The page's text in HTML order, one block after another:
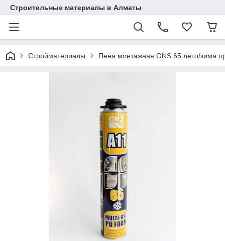
Строительные материалы в Алматы
Стройматериалы Пена монтажная GNS 65 лето/